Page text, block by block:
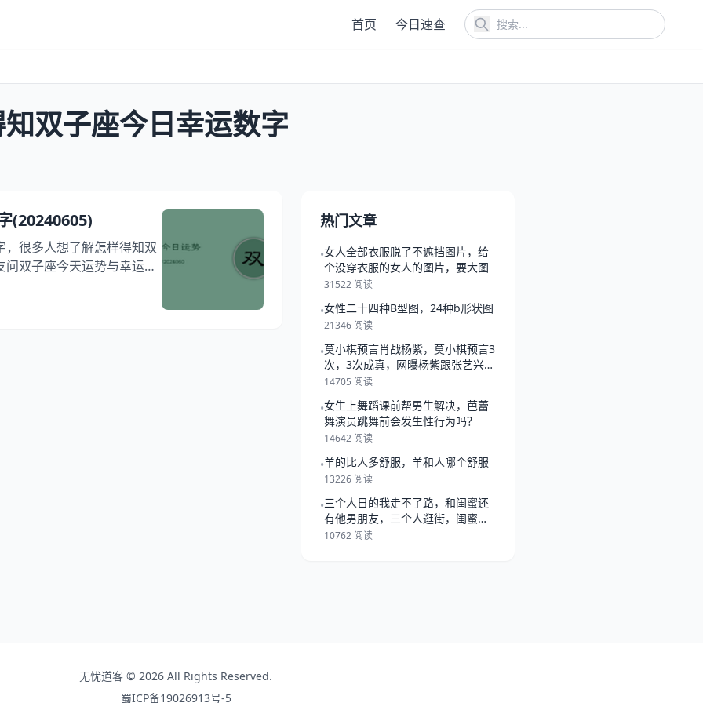
首页 今日速查
双子座今日幸运数字
(20240605)
很多人想了解怎样得知双
双子座今天运势与幸运数
哪个数字是双子座今日幸
下如何利用双子今日幸运数
热门文章
•女人全部衣服脱了不遮挡图片，给
个没穿衣服的女人的图片，要大图
31522 阅读
•女性二十四种B型图，24种b形状图
21346 阅读
•莫小棋预言肖战杨紫，莫小棋预言3
次，3次成真，网曝杨紫跟张艺兴在
一起，
14705 阅读
•女生上舞蹈课前帮男生解决，芭蕾
舞演员跳舞前会发生性行为吗？
14642 阅读
•羊的比人多舒服，羊和人哪个舒服
13226 阅读
•三个人日的我走不了路，和闺蜜还
有他男朋友，三个人逛街，闺蜜总
是跟她男朋
10762 阅读
无忧道客 © 2026 All Rights Reserved.
蜀ICP备19026913号-5